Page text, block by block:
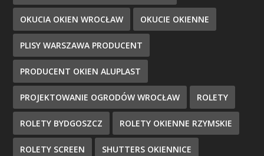
OKUCIA OKIEN WROCŁAW OKUCIE OKIENNE
PLISY WARSZAWA PRODUCENT
PRODUCENT OKIEN ALUPLAST
PROJEKTOWANIE OGRODÓW WROCŁAW ROLETY
ROLETY BYDGOSZCZ ROLETY OKIENNE RZYMSKIE
ROLETY SCREEN SHUTTERS OKIENNICE